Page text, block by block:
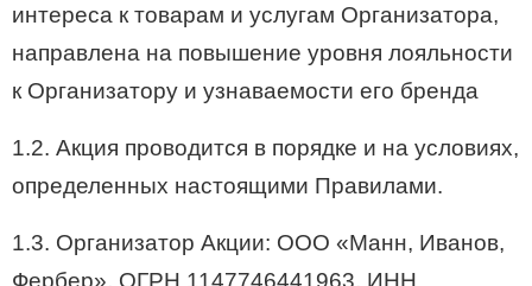
интереса к товарам и услугам Организатора,
направлена на повышение уровня лояльности
к Организатору и узнаваемости его бренда
1.2. Акция проводится в порядке и на условиях,
определенных настоящими Правилами.
1.3. Организатор Акции: ООО «Манн, Иванов,
Фербер», ОГРН 1147746441963, ИНН